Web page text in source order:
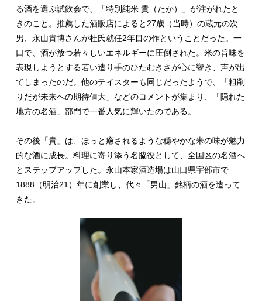
る酒を選ぶ試飲会で、「特別純米 貴（たか）」が注がれたと
きのこと。推薦した酒販店によると27歳（当時）の蔵元の次
男、永山貴博さんが杜氏就任2年目の作ということだった。一
口で、酒が放つ若々しいエネルギーに圧倒された。米の旨味を
表現しようとする若い造り手のひたむきさが心に響き、声が出
てしまったのだ。他のテイスターも同じだったようで、「粗削
りだが未来への期待値大」などのコメントが集まり、「隠れた
地方の名酒」部門で一番人気に輝いたのである。
その後「貴」は、ほっと癒されるような穏やかな米の味が魅力
的な酒に成長。料理に寄り添う名脇役として、全国区の名酒へ
とステップアップした。永山本家酒造場は山口県宇部市で
1888（明治21）年に創業し、代々「男山」銘柄の酒を造って
きた。